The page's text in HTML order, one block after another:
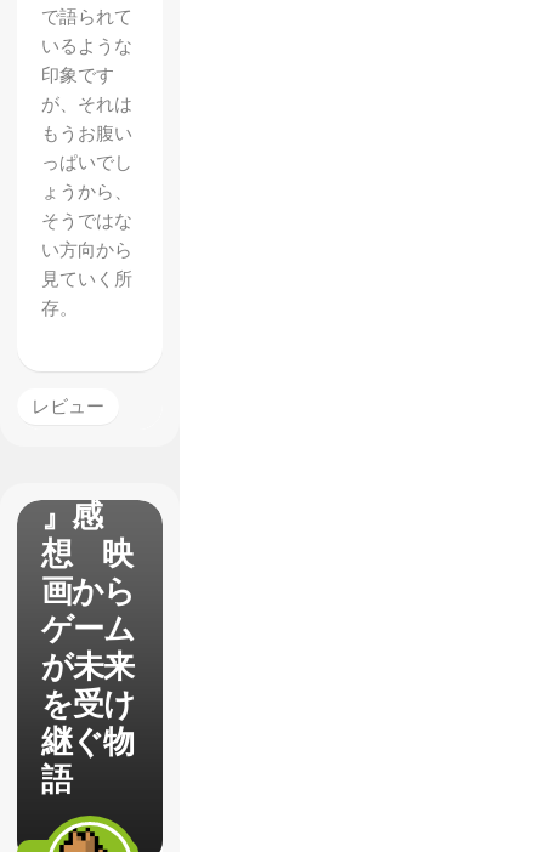
で語られて
いるような
印象です
が、それは
もうお腹い
っぱいでし
ょうから、
そうではな
い方向から
見ていく所
存。
レビュー
『キン
グスグ
』感
想 映
画から
ゲーム
が未来
を受け
継ぐ物
語